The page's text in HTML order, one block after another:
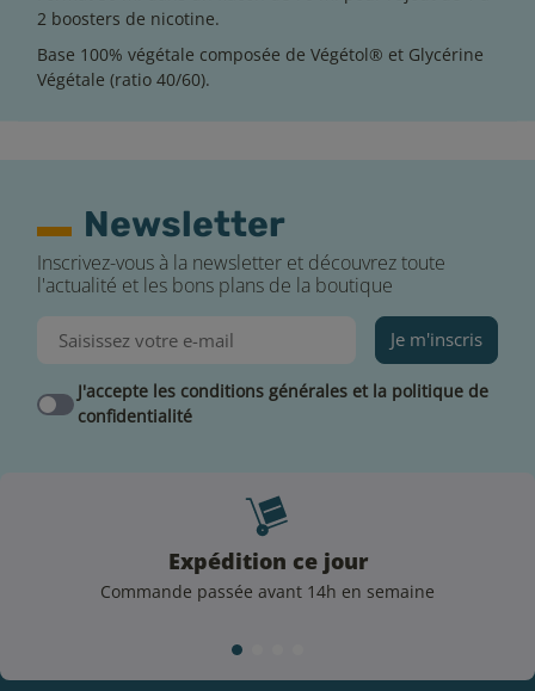
2 boosters de nicotine.
Base 100% végétale composée de Végétol® et Glycérine
Végétale (ratio 40/60).
Newsletter
Inscrivez-vous à la newsletter et découvrez toute
l'actualité et les bons plans de la boutique
Je m'inscris
J'accepte les conditions générales et la politique de
confidentialité
Expédition ce jour
Commande passée avant 14h en semaine